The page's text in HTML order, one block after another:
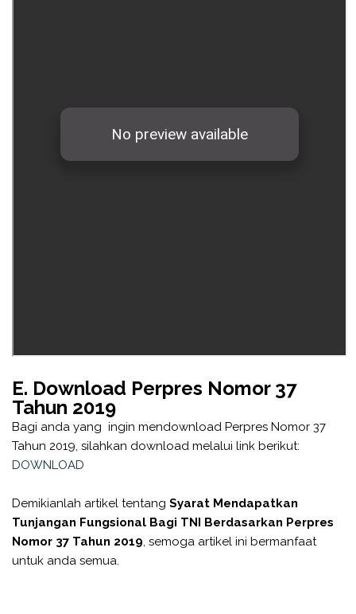
E. Download Perpres Nomor 37
Tahun 2019
Bagi anda yang ingin mendownload Perpres Nomor 37
Tahun 2019, silahkan download melalui link berikut:
DOWNLOAD
Demikianlah artikel tentang Syarat Mendapatkan
Tunjangan Fungsional Bagi TNI Berdasarkan Perpres
Nomor 37 Tahun 2019, semoga artikel ini bermanfaat
untuk anda semua.